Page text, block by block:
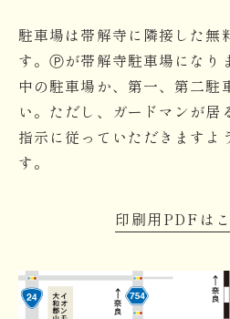
駐車場は帯解寺に隣接した無
す。Ⓟが帯解寺駐車場になり
中の駐車場か、第一、第二駐
い。ただし、ガードマンが居
指示に従っていただきますよ
す。
印刷用PDFは